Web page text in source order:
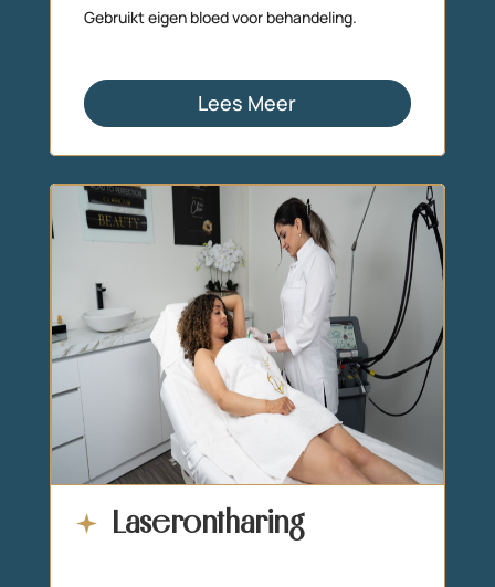
Gebruikt eigen bloed voor behandeling.
Lees Meer
Laserontharing